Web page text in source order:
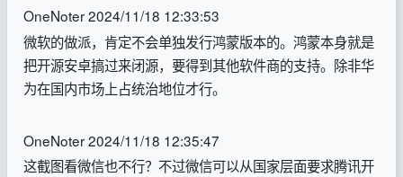
OneNoter 2024/11/18 12:33:53
微软的做派，肯定不会单独发行鸿蒙版本的。鸿蒙本身就是
把开源安卓搞过来闭源，要得到其他软件商的支持。除非华
为在国内市场上占统治地位才行。
OneNoter 2024/11/18 12:35:47
这截图看微信也不行？不过微信可以从国家层面要求腾讯开